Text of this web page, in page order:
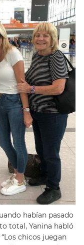
habían pasado
total, Yanina habló
chicos juegan